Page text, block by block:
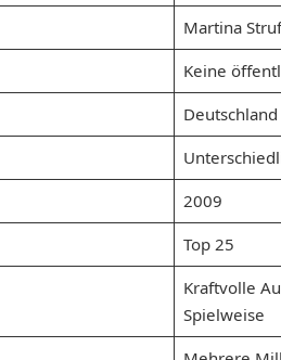
Martina
Keine
Deutschland
2009
Top 25
Kraftvolle
Spielweise